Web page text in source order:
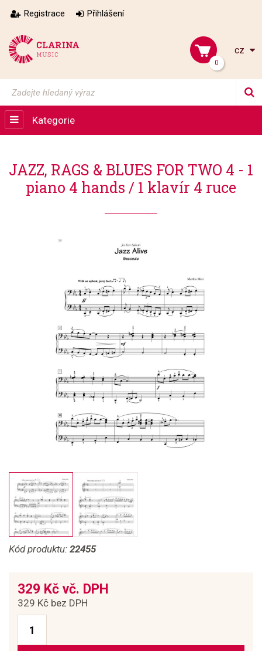
Registrace Přihlášení
0
cz
Kategorie
JAZZ, RAGS & BLUES FOR TWO 4 - 1
piano 4 hands / 1 klavír 4 ruce
Kód produktu: 22455
329 Kč vč. DPH
329 Kč bez DPH